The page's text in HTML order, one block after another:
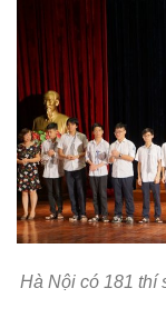
Hà Nội có 181 thí